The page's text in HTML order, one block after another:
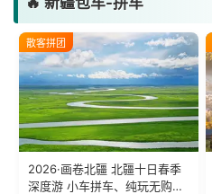
散客拼团
2026·画卷北疆 北疆十日春季
深度游 小车拼车、纯玩无购